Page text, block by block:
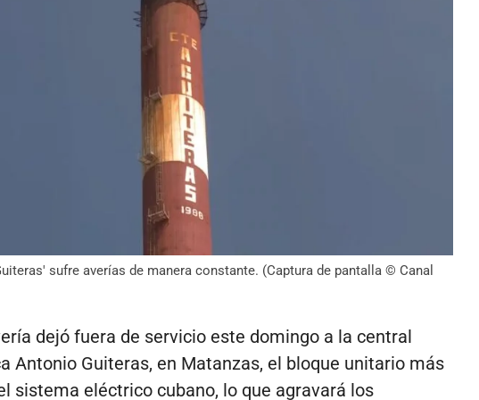
sufre averías de manera constante. (Captura de pantalla © Canal
dejó fuera de servicio este domingo a la central
Antonio Guiteras, en Matanzas, el bloque unitario más
sistema eléctrico cubano, lo que agravará los